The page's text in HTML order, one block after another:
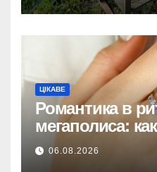
ЦІКАВЕ
Романтика в
мегаполиса:
идеальный
сюрприз
06.08.2026